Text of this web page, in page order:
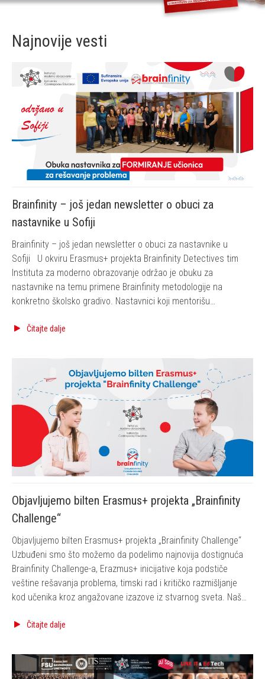
Najnovije vesti
Brainfinity – još jedan newsletter o obuci za
nastavnike u Sofiji
Brainfinity – još jedan newsletter o obuci za nastavnike u
Sofiji U okviru Erasmus+ projekta Brainfinity Detectives tim
Instituta za moderno obrazovanje održao je obuku za
nastavnike na temu primene Brainfinity metodologije na
konkretno školsko gradivo. Nastavnici koji mentorišu
održanog u decembru 2024, sada su dobili priliku da…
Čitajte dalje
Objavljujemo bilten Erasmus+ projekta „Brainfinity
Challenge“
Objavljujemo bilten Erasmus+ projekta „Brainfinity Challenge“
Uzbuđeni smo što možemo da podelimo najnovija dostignuća
Brainfinity Challenge-a, Erazmus+ inicijative koja podstiče
veštine rešavanja problema, timski rad i kritičko razmišljanje
kod učenika kroz angažovane izazove iz stvarnog sveta. Naš
i resurse za poboljšanje kapaciteta za rešavanje problema u
Čitajte dalje